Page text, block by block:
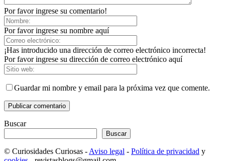
Por favor ingrese su comentario!
Por favor ingrese su nombre aquí
¡Has introducido una dirección de correo electrónico incorrecta!
Por favor ingrese su dirección de correo electrónico aquí
Guardar mi nombre y email para la próxima vez que comente.
Buscar
Buscar
© Curiosidades Curiosas - Aviso legal - Política de privacidad y